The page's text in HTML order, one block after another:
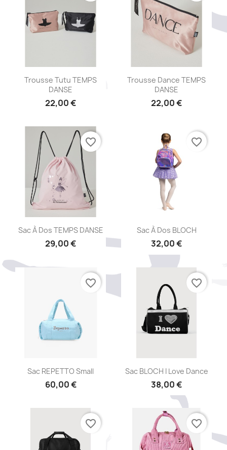
Aperçu rapide
Trousse Tutu TEMPS
DANSE
22,00 €
Aperçu rapide
Trousse Dance TEMPS
DANSE
22,00 €
 Aperçu rapide
Sac À Dos TEMPS DANSE
29,00 €
favorite_border
Aperçu rapide
Sac À Dos BLOCH
32,00 €
favorite_border
Aperçu rapide
Sac REPETTO Small
60,00 €
favorite_border
Aperçu rapide
Sac BLOCH I Love Dance
38,00 €
favorite_border
favorite_border favorite_border